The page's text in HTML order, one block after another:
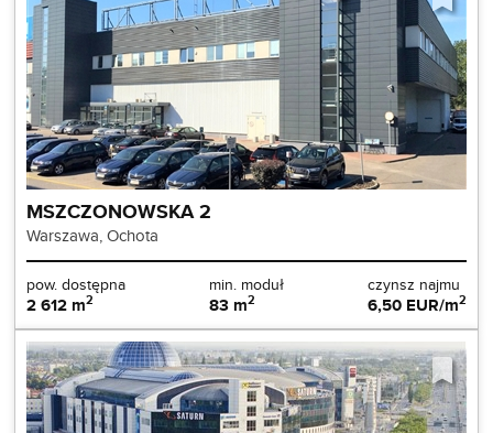
MSZCZONOWSKA 2
Warszawa, Ochota
pow. dostępna
2 612 m2
min. moduł
83 m2
czynsz najmu
6,50 EUR/m2